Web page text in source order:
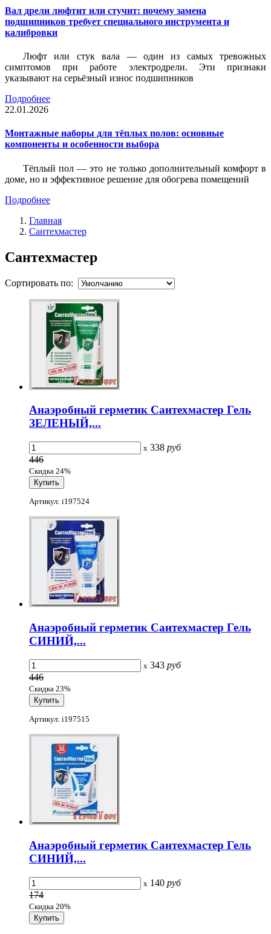
Вал дрели люфтит или стучит: почему замена
подшипников требует специального инструмента и
калибровки
Люфт или стук вала — один из самых тревожных
симптомов при работе электродрели. Эти признаки
указывают на серьёзный износ подшипников
Подробнее
22.01.2026
Монтажные наборы для тёплых полов: основные
компоненты и особенности выбора
Тёплый пол — это не только дополнительный комфорт в
доме, но и эффективное решение для обогрева помещений
Подробнее
Главная
Сантехмастер
Сантехмастер
Сортировать по:
Анаэробный герметик Сантехмастер Гель
ЗЕЛЕНЫЙ,...
x 338 руб
446
Скидка 24%
Артикул: i197524
Анаэробный герметик Сантехмастер Гель
СИНИЙ,...
x 343 руб
446
Скидка 23%
Артикул: i197515
Анаэробный герметик Сантехмастер Гель
СИНИЙ,...
x 140 руб
174
Скидка 20%